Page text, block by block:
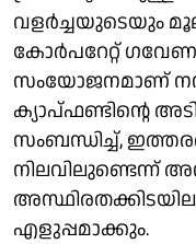
വളര്‍ച്ചയുടെയും
കോര്‍പറേറ്റ്
സംയോജനമാണ്
ക്യാപ്ഫണ്ടിന്റെ
സംബന്ധിച്ച്,
നിലവിലുണ്ടെന്ന്
എളുപ്പമാക്കും.